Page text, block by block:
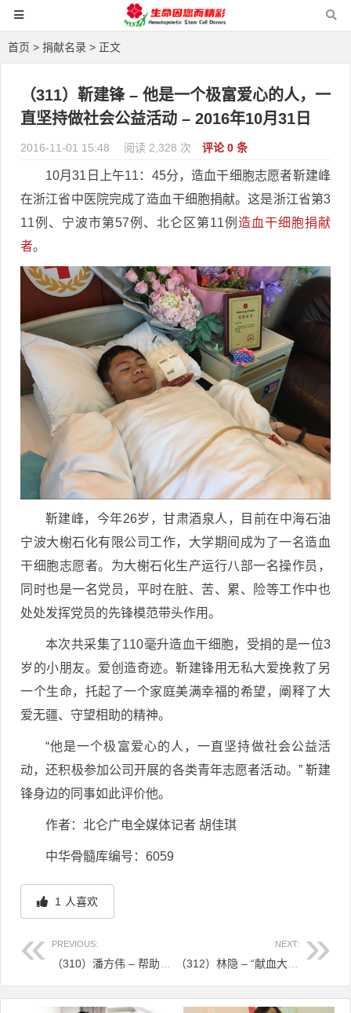
首页 > 捐献名录 > 正文
（311）靳建锋 – 他是一个极富爱心的人，一
直坚持做社会公益活动 – 2016年10月31日
2016-11-01 15:48 阅读 2,328 次 评论 0 条
10月31日上午11：45分，造血干细胞志愿者靳建峰
在浙江省中医院完成了造血干细胞捐献。这是浙江省第3
11例、宁波市第57例、北仑区第11例 造血干细胞捐献
者。
靳建峰，今年26岁，甘肃酒泉人，目前在中海石油
宁波大榭石化有限公司工作，大学期间成为了一名造血
干细胞志愿者。为大榭石化生产运行八部一名操作员，
同时也是一名党员，平时在脏、苦、累、险等工作中也
处处发挥党员的先锋模范带头作用。
本次共采集了110毫升造血干细胞，受捐的是一位3
岁的小朋友。爱创造奇迹。靳建锋用无私大爱挽救了另
一个生命，托起了一个家庭美满幸福的希望，阐释了大
爱无疆、守望相助的精神。
“他是一个极富爱心的人，一直坚持做社会公益活
动，还积极参加公司开展的各类青年志愿者活动。” 靳建
锋身边的同事如此评价他。
作者：北仑广电全媒体记者 胡佳琪
中华骨髓库编号：6059
1 人喜欢
PREVIOUS: NEXT:
文章导航